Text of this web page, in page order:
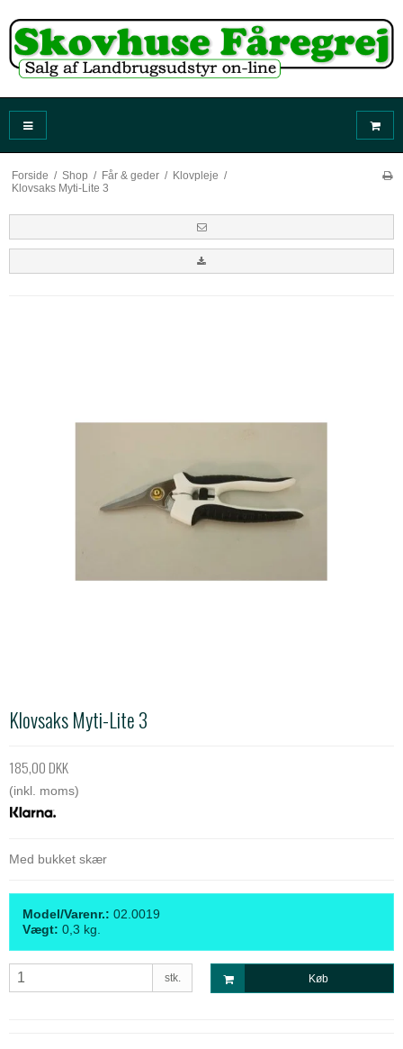
Forside / Shop / Får & geder / Klovpleje /
Klovsaks Myti-Lite 3
Klovsaks Myti-Lite 3
185,00 DKK
(inkl. moms)
Med bukket skær
Model/Varenr.: 02.0019
Vægt: 0,3 kg.
stk. Køb